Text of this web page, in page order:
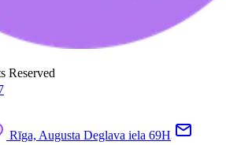
Reserved
Rīga, Augusta Deglava iela 69H